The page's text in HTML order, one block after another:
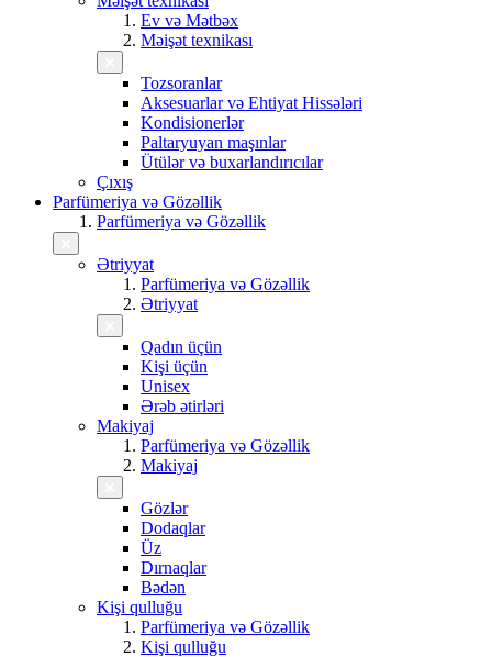
Ev və Mətbəx
Məişət texnikası
Tozsoranlar
Aksesuarlar və Ehtiyat Hissələri
Kondisionerlər
Paltaryuyan maşınlar
Ütülər və buxarlandırıcılar
Çıxış
Parfümeriya və Gözəllik
Parfümeriya və Gözəllik
Ətriyyat
Parfümeriya və Gözəllik
Ətriyyat
Qadın üçün
Kişi üçün
Unisex
Ərəb ətirləri
Makiyaj
Parfümeriya və Gözəllik
Makiyaj
Gözlər
Dodaqlar
Üz
Dırnaqlar
Bədən
Kişi qulluğu
Parfümeriya və Gözəllik
Kişi qulluğu